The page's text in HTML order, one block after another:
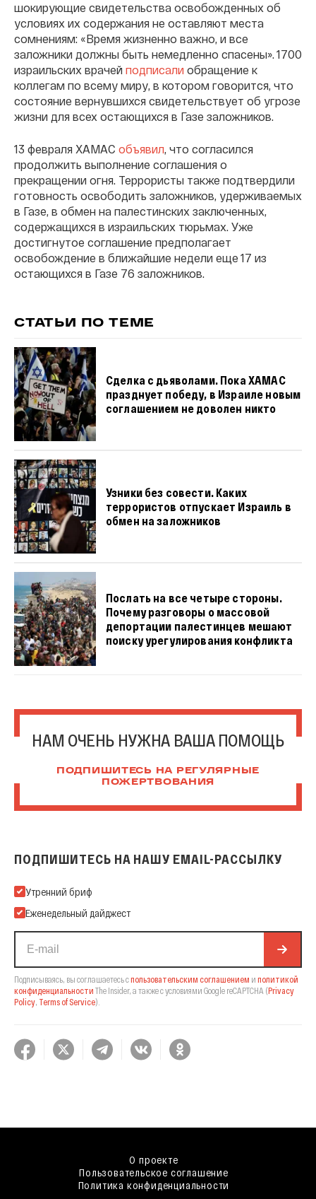
шокирующие свидетельства освобожденных об
условиях их содержания не оставляют места
сомнениям: «Время жизненно важно, и все
заложники должны быть немедленно спасены». 1700
израильских врачей подписали обращение к
коллегам по всему миру, в котором говорится, что
состояние вернувшихся свидетельствует об угрозе
жизни для всех остающихся в Газе заложников.
13 февраля ХАМАС объявил, что согласился
продолжить выполнение соглашения о
прекращении огня. Террористы также подтвердили
готовность освободить заложников, удерживаемых
в Газе, в обмен на палестинских заключенных,
содержащихся в израильских тюрьмах. Уже
достигнутое соглашение предполагает
освобождение в ближайшие недели еще 17 из
остающихся в Газе 76 заложников.
СТАТЬИ ПО ТЕМЕ
Сделка с дьяволами. Пока ХАМАС
празднует победу, в Израиле новым
соглашением не доволен никто
Узники без совести. Каких
террористов отпускает Израиль в
обмен на заложников
Послать на все четыре стороны.
Почему разговоры о массовой
депортации палестинцев мешают
поиску урегулирования конфликта
НАМ ОЧЕНЬ НУЖНА ВАША ПОМОЩЬ
ПОДПИШИТЕСЬ НА РЕГУЛЯРНЫЕ
ПОЖЕРТВОВАНИЯ
ПОДПИШИТЕСЬ НА НАШУ EMAIL-РАССЫЛКУ
Подпишитесь на нашу Email-рассылку
Утренний бриф
Еженедельный дайджест
Подписываясь, вы соглашаетесь спользовательским соглашением и политикой
конфиденциальности The Insider, а также с условиями Google reCAPTCHA (Privacy
Policy, Terms of Service).
О проекте
Пользовательское соглашение
Политика конфиденциальности